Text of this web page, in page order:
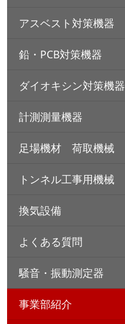
アスベスト対策機器
鉛・PCB対策機器
ダイオキシン対策機器
計測測量機器
足場機材 荷取機械
トンネル工事用機械
換気設備
よくある質問
騒音・振動測定器
事業部紹介